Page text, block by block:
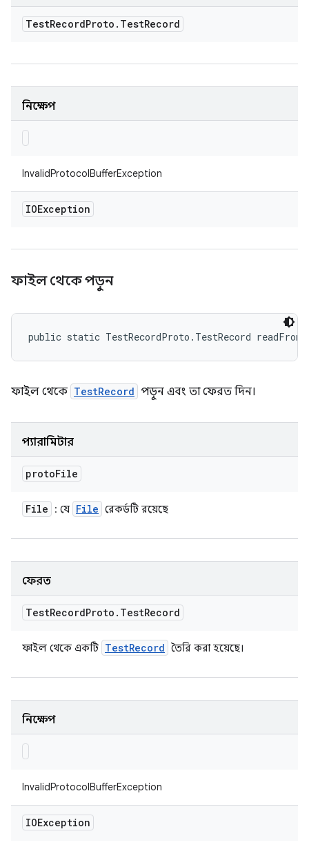
TestRecordProto . TestRecord
নিক্ষেপ
InvalidProtocolBufferException
IOException
ফাইল থেকে পড়ুন
public static TestRecordProto.TestRecord
ফাইল থেকে TestRecord পড়ুন এবং তা ফেরত দিন।
প্যারামিটার
protoFile
File : যে File রেকর্ডটি রয়েছে
ফেরত
TestRecordProto . TestRecord
ফাইল থেকে একটি TestRecord তৈরি করা হয়েছে।
নিক্ষেপ
InvalidProtocolBufferException
IOException